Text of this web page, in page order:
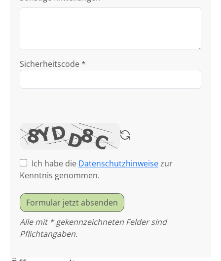
Sicherheitscode *
Ich habe die Datenschutzhinweisezur
Kenntnis genommen.
Formular jetzt absenden
Alle mit * gekennzeichneten Felder sind
Pflichtangaben.